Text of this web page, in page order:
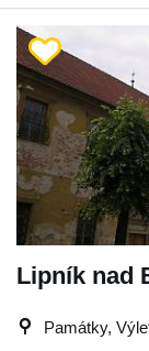
Lipník nad
Památky,